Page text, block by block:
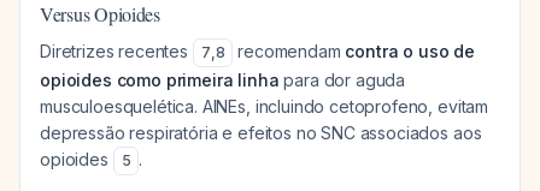
Versus Opioides
Diretrizes recentes 7,8 recomendam contra o uso de
opioides como primeira linha para dor aguda
musculoesquelética. AINEs, incluindo cetoprofeno, evitam
depressão respiratória e efeitos no SNC associados aos
opioides
5 .